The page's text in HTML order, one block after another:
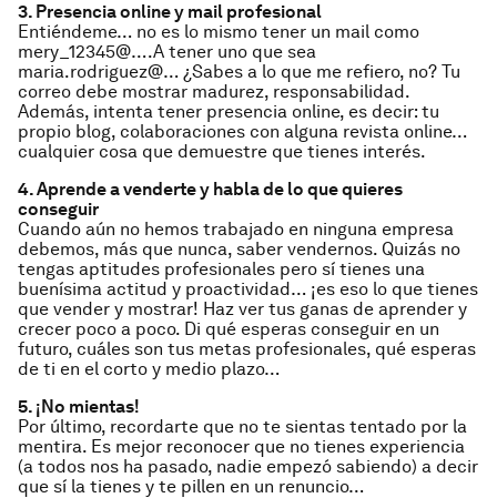
3. Presencia online y mail profesional
Entiéndeme… no es lo mismo tener un mail como
mery_12345@….A tener uno que sea
maria.rodriguez@… ¿Sabes a lo que me refiero, no? Tu
correo debe mostrar madurez, responsabilidad.
Además, intenta tener presencia online, es decir: tu
propio blog, colaboraciones con alguna revista online…
cualquier cosa que demuestre que tienes interés.
4. Aprende a venderte y habla de lo que quieres
conseguir
Cuando aún no hemos trabajado en ninguna empresa
debemos, más que nunca, saber vendernos. Quizás no
tengas aptitudes profesionales pero sí tienes una
buenísima actitud y proactividad… ¡es eso lo que tienes
que vender y mostrar! Haz ver tus ganas de aprender y
crecer poco a poco. Di qué esperas conseguir en un
futuro, cuáles son tus metas profesionales, qué esperas
de ti en el corto y medio plazo…
5. ¡No mientas!
Por último, recordarte que no te sientas tentado por la
mentira. Es mejor reconocer que no tienes experiencia
(a todos nos ha pasado, nadie empezó sabiendo) a decir
que sí la tienes y te pillen en un renuncio…